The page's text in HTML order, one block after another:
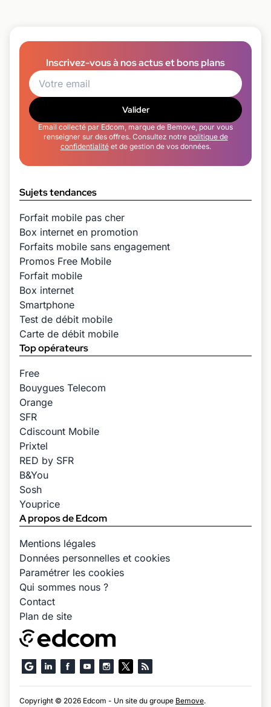
Inscrivez-vous à nos actus et bons plans
Valider
Email collecté par Edcom, marque de Bemove, pour vous
renseigner sur des offres. Consultez notre politique de
confidentialitéet de gestion de vos données.
Sujets tendances
Forfait mobile pas cher
Box internet en promotion
Forfaits mobile sans engagement
Promos Free Mobile
Forfait mobile
Box internet
Smartphone
Test de débit mobile
Carte de débit mobile
Top opérateurs
Free
Bouygues Telecom
Orange
SFR
Cdiscount Mobile
Prixtel
RED by SFR
B&You
Sosh
Youprice
A propos de Edcom
Mentions légales
Données personnelles et cookies
Paramétrer les cookies
Qui sommes nous ?
Contact
Plan de site
Copyright © 2026 Edcom - Un site du groupe Bemove.